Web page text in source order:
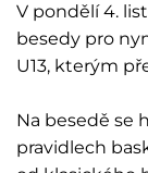
V pondělí 4.
besedy pro
U13, kterým
Na besedě se
pravidlech